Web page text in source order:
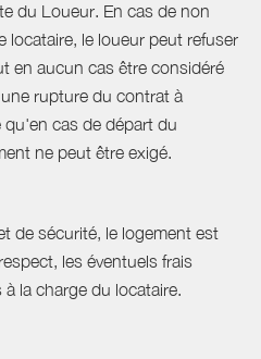
du Loueur. En cas de non
locataire, le loueur peut refuser
en aucun cas être considéré
rupture du contrat à
cas de départ du
ne peut être exigé.
de sécurité, le logement est
les éventuels frais
la charge du locataire.